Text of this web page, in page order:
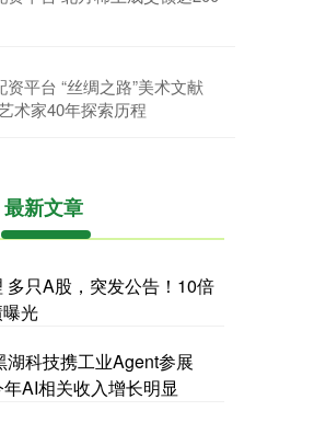
平台 “丝绸之路”美术文献
术家40年探索历程
最新文章
多只A股，突发公告！10倍
光
湖科技携工业Agent参展
AI相关收入增长明显